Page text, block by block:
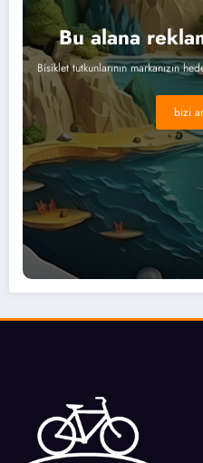
Bu alana
Bisiklet tutkunlarının markanızın
bizi